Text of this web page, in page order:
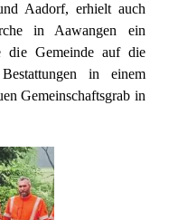
Aadorf, erhielt auch
in Aawangen ein
die Gemeinde auf die
in einem
Gemeinschaftsgrab in